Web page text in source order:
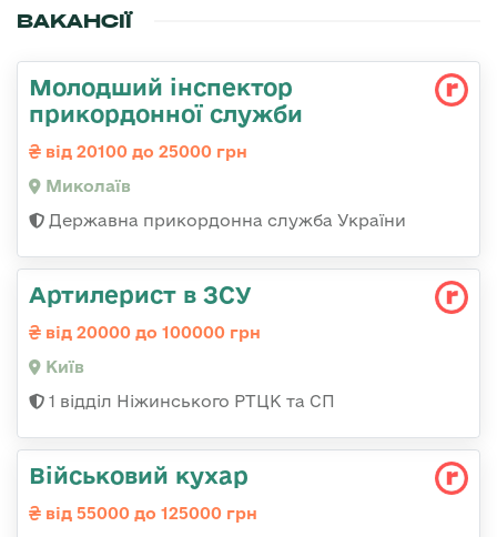
ВАКАНСІЇ
Молодший інспектор
прикордонної служби
від 20100 до 25000 грн
Миколаїв
Державна прикордонна служба України
Артилерист в ЗСУ
від 20000 до 100000 грн
Київ
1 відділ Ніжинського РТЦК та СП
Військовий кухар
від 55000 до 125000 грн